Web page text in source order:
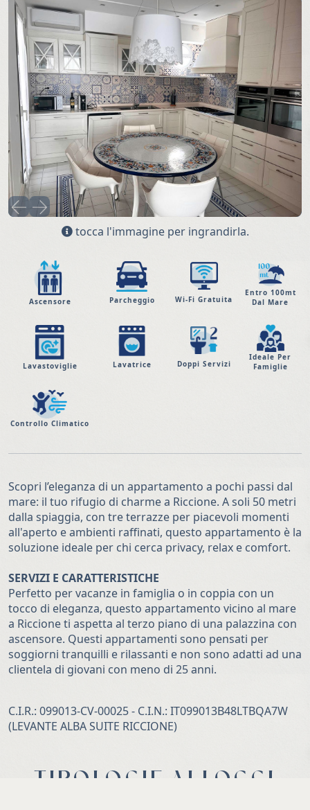
tocca l'immagine per ingrandirla.
Ascensore Parcheggio Wi-Fi Gratuita
Entro 100mt
Dal Mare
Lavastoviglie Lavatrice Doppi Servizi
Ideale Per
Famiglie
Controllo Climatico
Scopri l’eleganza di un appartamento a pochi passi dal
mare: il tuo rifugio di charme a Riccione. A soli 50 metri
dalla spiaggia, con tre terrazze per piacevoli momenti
all'aperto e ambienti raffinati, questo appartamento è la
soluzione ideale per chi cerca privacy, relax e comfort.
SERVIZI E CARATTERISTICHE
Perfetto per vacanze in famiglia o in coppia con un
tocco di eleganza, questo appartamento vicino al mare
a Riccione ti aspetta al terzo piano di una palazzina con
ascensore. Questi appartamenti sono pensati per
soggiorni tranquilli e rilassanti e non sono adatti ad una
clientela di giovani con meno di 25 anni.
C.I.R.: 099013-CV-00025 - C.I.N.: IT099013B48LTBQA7W
(LEVANTE ALBA SUITE RICCIONE)
TIPOLOGIE ALLOGGI